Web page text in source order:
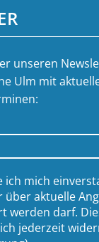
unseren
Ulm mit
ich mich
über aktuelle
werden darf.
jederzeit